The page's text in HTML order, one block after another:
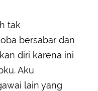
tak
bersabar dan
diri karena ini
Aku
lain yang